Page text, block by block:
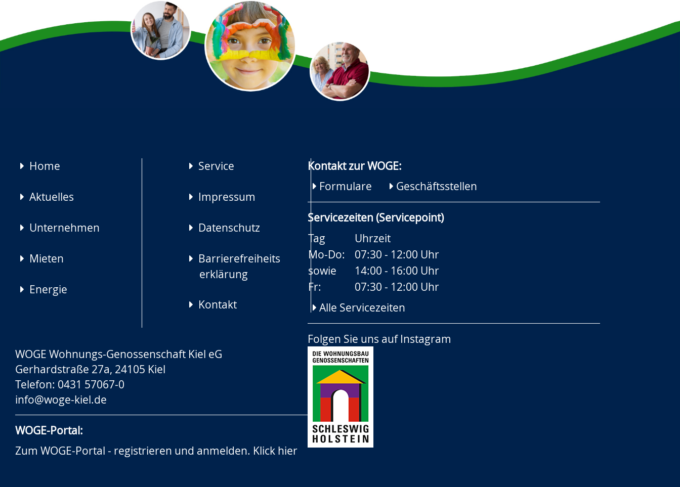
Navigation
Home
Aktuelles
Unternehmen
Mieten
Energie
Service
Impressum
Datenschutz
Barrierefreiheits
erklärung
Kontakt
Kontakt zur WOGE:
Formulare
Geschäftsstellen
Servicezeiten (Servicepoint)
Tag
Uhrzeit
Mo-Do:
07:30 - 12:00 Uhr
sowie
14:00 - 16:00 Uhr
Fr:
07:30 - 12:00 Uhr
Alle Servicezeiten
Folgen Sie uns auf Instagram
WOGE Wohnungs-Genossenschaft Kiel eG
Gerhardstraße 27a, 24105 Kiel
Telefon: 0431 57067-0
info@woge-kiel.de
WOGE-Portal:
Zum WOGE-Portal - registrieren und anmelden. Klick hier